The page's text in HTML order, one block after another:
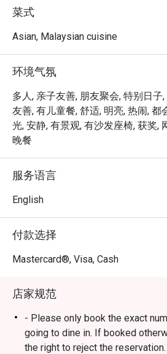
个温馨诱人的空间，将马来西亚的
地的风味巧妙融合。这家吉隆坡备
每一餐都充满仪式感。
无论是想快速饱餐一顿，还是悠闲
特魅力都将让您流连忘返：
菜单读起来就像一本精彩的故事书
Wan 环球旅行中的心头好，您一定
下，品尝着一道香气浓郁的咖喱或
口都是他对料理热情的最佳见证。
食，提供了最美的背景。
🍽️ 精选推荐
主厨 Wan 的家传秘方食谱。
・Laksa Johor｜源自南部的经典风
郁奶香酱汁，搭配意大利面享用。
口感软嫩入味，香气四溢。
🥤 招牌饮品
・多款清爽的在地茗茶、热带果汁
凉解渴。
菜式
Asian, Malaysian cuisine
环境气氛
多人, 亲子友善, 朋友聚会, 特别日子
友善, 有儿童餐, 舒适, 明亮, 热闹, 都
光, 安静, 有景观, 有沙发座椅, 获奖,
晚餐
服务语言
English
付款选择
Mastercard®, Visa, Cash
店家规范
- Please only book the exact
going to dine in. If booked
the right to reject the reservation.